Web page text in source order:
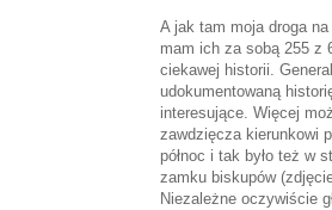
A jak tam moja droga
mam ich za sobą 255 z
ciekawej historii.
udokumentowaną
interesujące. Więcej
zawdzięcza kierunkowi
północ i tak było też w
zamku biskupów
Niezależne oczywiście